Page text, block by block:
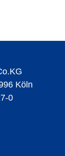
Köln
0